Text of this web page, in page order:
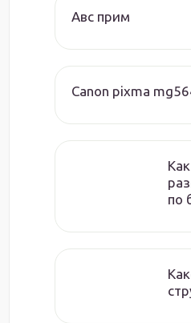
Авс прим
Canon pixma
по